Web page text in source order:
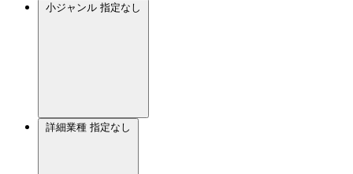
小ジャンル 指定なし
詳細業種 指定なし